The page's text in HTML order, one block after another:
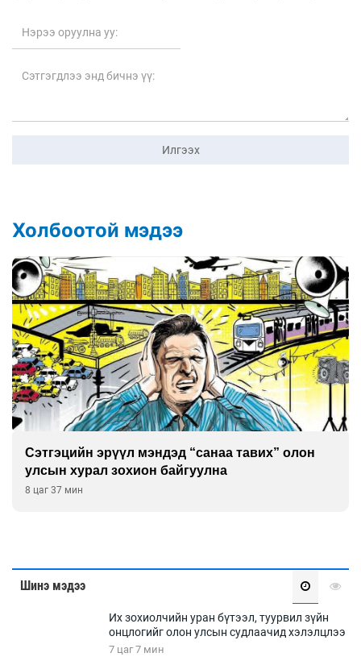
Илгээх
Холбоотой мэдээ
Сэтгэцийн эрүүл мэндэд “санаа тавих” олон
улсын хурал зохион байгуулна
8 цаг 37 мин
Шинэ мэдээ
Их зохиолчийн уран бүтээл, туурвил зүйн
онцлогийг олон улсын судлаачид хэлэлцлээ
7 цаг 7 мин